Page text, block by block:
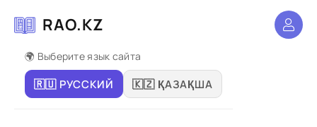
RAO.KZ
🌍 Выберите язык сайта
🇷🇺 РУССКИЙ 🇰🇿 ҚАЗАҚША